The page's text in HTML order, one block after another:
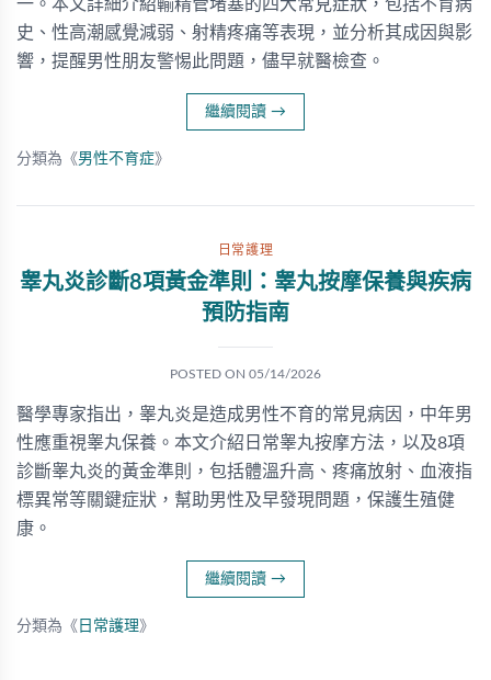
一。本文詳細介紹輸精管堵塞的四大常見症狀，包括不育病
史、性高潮感覺減弱、射精疼痛等表現，並分析其成因與影
響，提醒男性朋友警惕此問題，儘早就醫檢查。
繼續閱讀 →
分類為《男性不育症》
日常護理
睾丸炎診斷8項黃金準則：睾丸按摩保養與疾病
預防指南
POSTED ON 05/14/2026
醫學專家指出，睾丸炎是造成男性不育的常見病因，中年男
性應重視睾丸保養。本文介紹日常睾丸按摩方法，以及8項
診斷睾丸炎的黃金準則，包括體溫升高、疼痛放射、血液指
標異常等關鍵症狀，幫助男性及早發現問題，保護生殖健
康。
繼續閱讀 →
分類為《 日常護理》